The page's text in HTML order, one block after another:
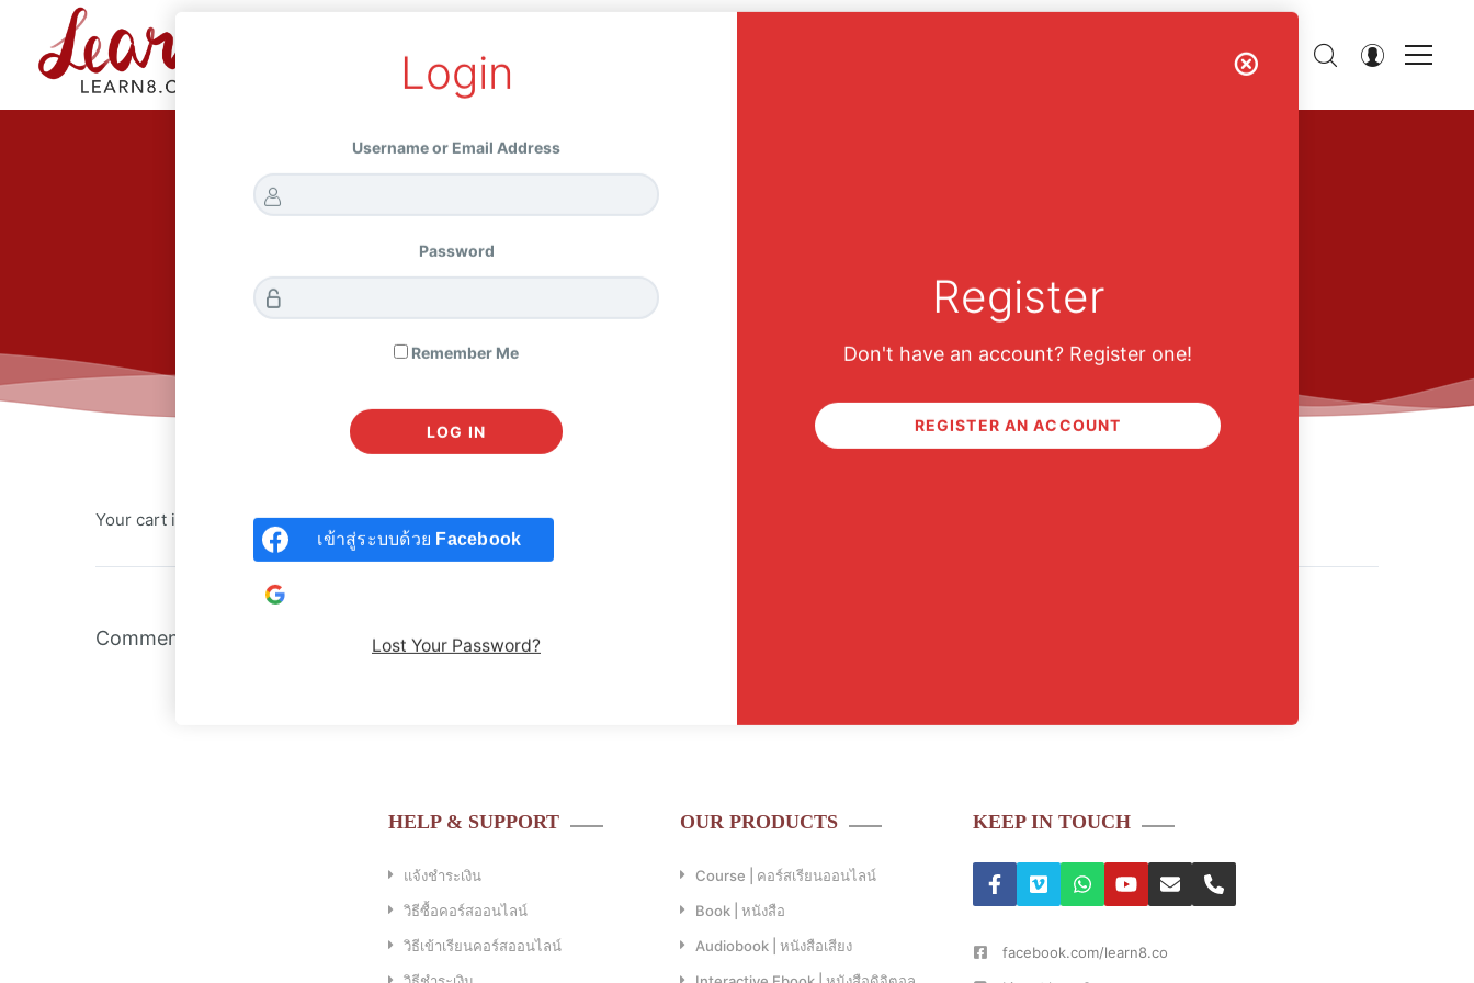
Login
Username or Email Address
Password
Remember Me
เข้าสู่ระบบด้วย Facebook
Lost Your Password?
Register
Don't have an account? Register one!
REGISTER AN ACCOUNT
COURSES
CHECKOUT
Your cart is empty.
Comments are closed.
HELP & SUPPORT
แจ้งชำระเงิน
วิธีซื้อคอร์สออนไลน์
วิธีเข้าเรียนคอร์สออนไลน์
OUR PRODUCTS
Course | คอร์สเรียนออนไลน์
Book | หนังสือ
Audiobook | หนังสือเสียง
KEEP IN TOUCH
facebook.com/learn8.co